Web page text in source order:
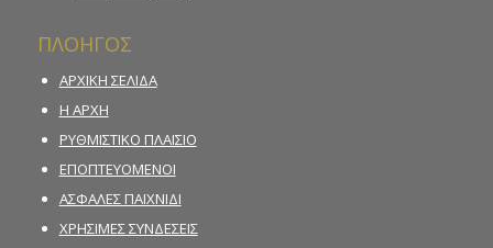
ΠΛΟΗΓΟΣ
ΑΡΧΙΚΗ ΣΕΛΙΔΑ
Η ΑΡΧΗ
ΡΥΘΜΙΣΤΙΚΟ ΠΛΑΙΣΙΟ
ΕΠΟΠΤΕΥΟΜΕΝΟΙ
ΑΣΦΑΛΕΣ ΠΑΙΧΝΙΔΙ
ΧΡΗΣΙΜΕΣ ΣΥΝΔΕΣΕΙΣ